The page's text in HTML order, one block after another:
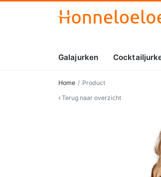
Galajurken
Home
Product
Terug naar overzicht